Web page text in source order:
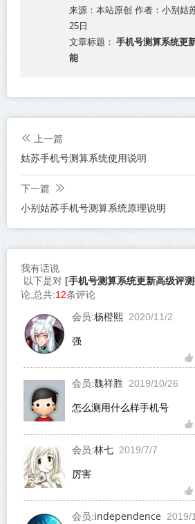
来源：本站原创 作者：小别姑
25日
文章标题： 手机号测算系统更
能
上一篇
姑苏手机号测算系统使用说明
下一篇
小别姑苏手机号测算系统原理说明
我有话说
以下是对 [手机号测算系统更新高级评
论,总共:12条评论
会员:杨橙熙 2020/11/2
强
会员:魏祥胜 2019/10/26
怎么测用什么样手机号
会员:林七 2019/7/7
厉害
会员:independence 2019/